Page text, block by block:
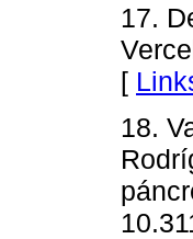
17.
[
18.